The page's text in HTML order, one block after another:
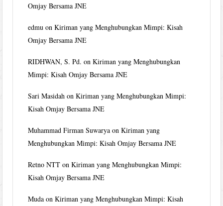
Omjay Bersama JNE
edmu onKiriman yang Menghubungkan Mimpi: Kisah
Omjay Bersama JNE
RIDHWAN, S. Pd. onKiriman yang Menghubungkan
Mimpi: Kisah Omjay Bersama JNE
Sari Masidah onKiriman yang Menghubungkan Mimpi:
Kisah Omjay Bersama JNE
Muhammad Firman Suwarya onKiriman yang
Menghubungkan Mimpi: Kisah Omjay Bersama JNE
Retno NTT onKiriman yang Menghubungkan Mimpi:
Kisah Omjay Bersama JNE
Muda onKiriman yang Menghubungkan Mimpi: Kisah